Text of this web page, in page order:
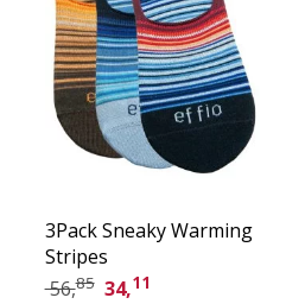
3Pack Sneaky Warming
Stripes
56,85 34,11